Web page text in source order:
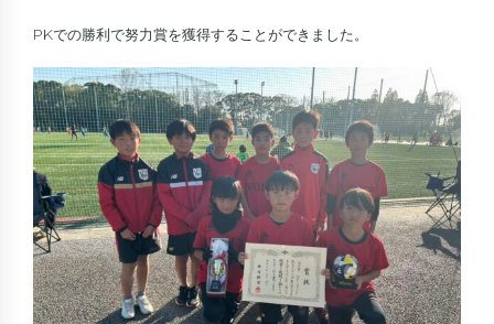
PKでの勝利で努力賞を獲得することができました。